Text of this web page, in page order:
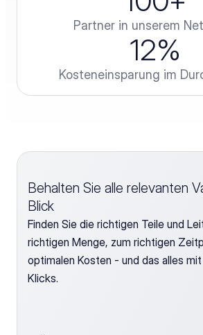
Partner in unserem
12%
Kosteneinsparung im
Behalten Sie alle relevanten
Blick
Finden Sie die richtigen Teile und
richtigen Menge, zum richtigen
optimalen Kosten - und das alles
Klicks.